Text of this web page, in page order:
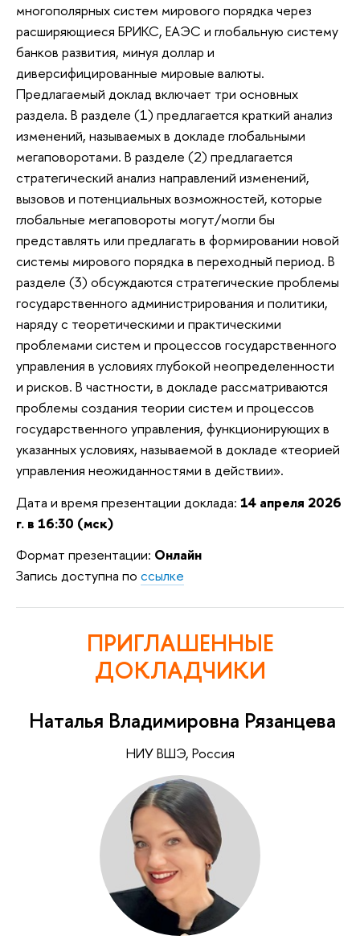
многополярных систем мирового порядка через
расширяющиеся БРИКС, ЕАЭС и глобальную систему
банков развития, минуя доллар и
диверсифицированные мировые валюты.
Предлагаемый доклад включает три основных
раздела. В разделе (1) предлагается краткий анализ
изменений, называемых в докладе глобальными
мегаповоротами. В разделе (2) предлагается
стратегический анализ направлений изменений,
вызовов и потенциальных возможностей, которые
глобальные мегаповороты могут/могли бы
представлять или предлагать в формировании новой
системы мирового порядка в переходный период. В
разделе (3) обсуждаются стратегические проблемы
государственного администрирования и политики,
наряду с теоретическими и практическими
проблемами систем и процессов государственного
управления в условиях глубокой неопределенности
и рисков. В частности, в докладе рассматриваются
проблемы создания теории систем и процессов
государственного управления, функционирующих в
указанных условиях, называемой в докладе «теорией
управления неожиданностями в действии».
Дата и время презентации доклада: 14 апреля 2026
г. в 16:30 (мск)
Формат презентации: Онлайн
Запись доступна по ссылке
ПРИГЛАШЕННЫЕ
ДОКЛАДЧИКИ
Наталья Владимировна Рязанцева
НИУ ВШЭ, Россия